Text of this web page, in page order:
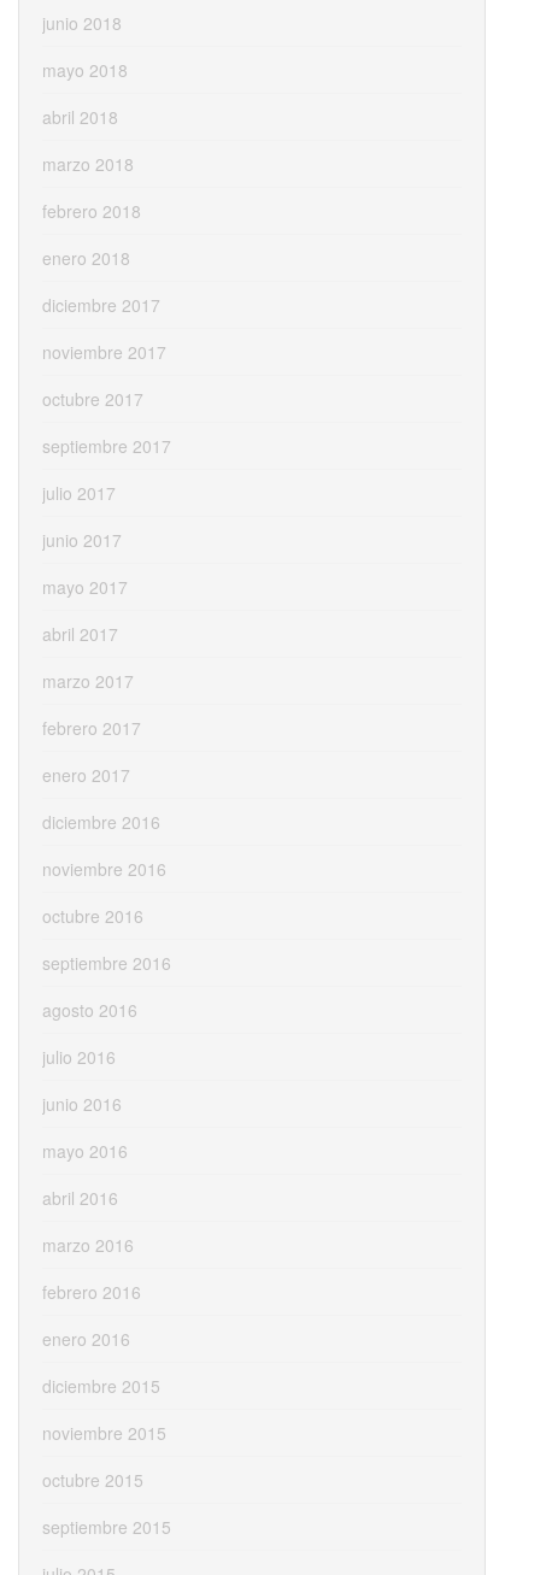
junio 2018
mayo 2018
abril 2018
marzo 2018
febrero 2018
enero 2018
diciembre 2017
noviembre 2017
octubre 2017
septiembre 2017
julio 2017
junio 2017
mayo 2017
abril 2017
marzo 2017
febrero 2017
enero 2017
diciembre 2016
noviembre 2016
octubre 2016
septiembre 2016
agosto 2016
julio 2016
junio 2016
mayo 2016
abril 2016
marzo 2016
febrero 2016
enero 2016
diciembre 2015
noviembre 2015
octubre 2015
septiembre 2015